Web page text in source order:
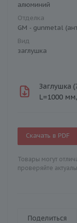
алюминий
Отделка
GM - gunmetal
Вид
заглушка
Заглушка
L=1000
Скачать в PDF
Товары могут
проверяйте
Поделиться